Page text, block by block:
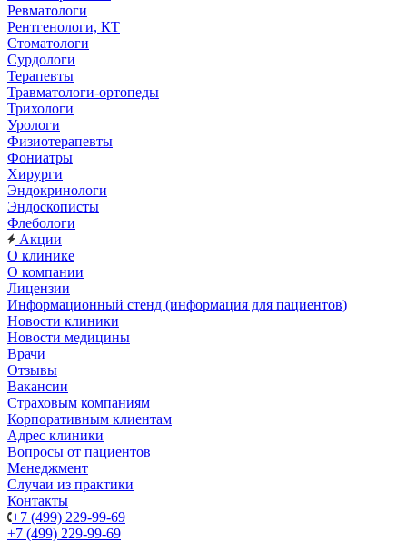
Ревматологи
Рентгенологи, КТ
Стоматологи
Сурдологи
Терапевты
Травматологи-ортопеды
Трихологи
Урологи
Физиотерапевты
Фониатры
Хирурги
Эндокринологи
Эндоскописты
Флебологи
Акции
О клинике
О компании
Лицензии
Информационный стенд (информация для пациентов)
Новости клиники
Новости медицины
Врачи
Отзывы
Вакансии
Страховым компаниям
Корпоративным клиентам
Адрес клиники
Вопросы от пациентов
Менеджмент
Случаи из практики
Контакты
+7 (499) 229-99-69
+7 (499) 229-99-69